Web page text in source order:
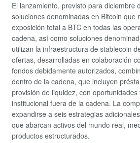
El lanzamiento, previsto para diciembre
soluciones denominadas en Bitcoin que
exposición total a BTC en todas las
cadena, así como soluciones
utilizan la infraestructura de stablecoin
ofertas, desarrolladas en colaboración
fondos debidamente autorizados,
dentro de la cadena, que incluyen
provisión de liquidez, con
institucional fuera de la cadena. La
expandirse a seis estrategias
que abarcan activos del mundo real,
productos estructurados.